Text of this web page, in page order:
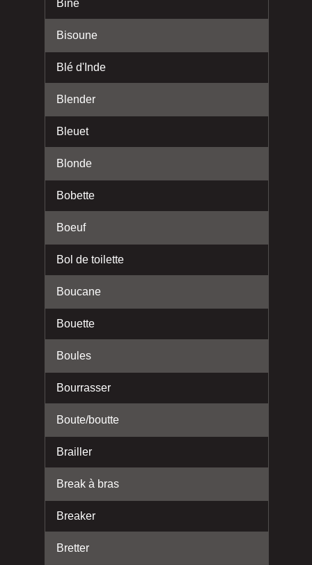
Bine
Bisoune
Blé d'Inde
Blender
Bleuet
Blonde
Bobette
Boeuf
Bol de toilette
Boucane
Bouette
Boules
Bourrasser
Boute/boutte
Brailler
Break à bras
Breaker
Bretter